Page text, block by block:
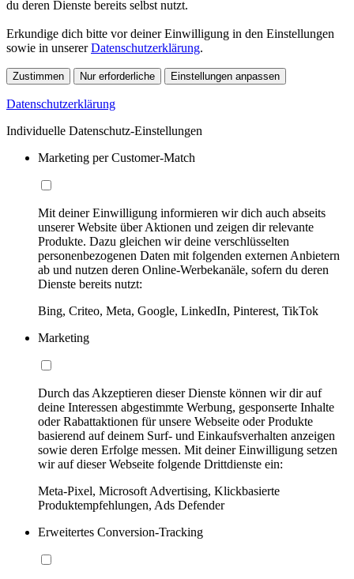
du deren Dienste bereits selbst nutzt.
Erkundige dich bitte vor deiner Einwilligung in den Einstellungen
sowie in unsererDatenschutzerklärung.
Zustimmen Nur erforderliche Einstellungen anpassen
Datenschutzerklärung
Individuelle Datenschutz-Einstellungen
Marketing per Customer-Match
Mit deiner Einwilligung informieren wir dich auch abseits
unserer Website über Aktionen und zeigen dir relevante
Produkte. Dazu gleichen wir deine verschlüsselten
personenbezogenen Daten mit folgenden externen Anbietern
ab und nutzen deren Online-Werbekanäle, sofern du deren
Dienste bereits nutzt:
Bing, Criteo, Meta, Google, LinkedIn, Pinterest, TikTok
Marketing
Durch das Akzeptieren dieser Dienste können wir dir auf
deine Interessen abgestimmte Werbung, gesponserte Inhalte
oder Rabattaktionen für unsere Webseite oder Produkte
basierend auf deinem Surf- und Einkaufsverhalten anzeigen
sowie deren Erfolge messen. Mit deiner Einwilligung setzen
wir auf dieser Webseite folgende Drittdienste ein:
Meta-Pixel, Microsoft Advertising, Klickbasierte
Produktempfehlungen, Ads Defender
Erweitertes Conversion-Tracking